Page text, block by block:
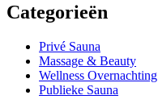
Categorieën
Privé Sauna
Massage & Beauty
Wellness Overnachting
Publieke Sauna